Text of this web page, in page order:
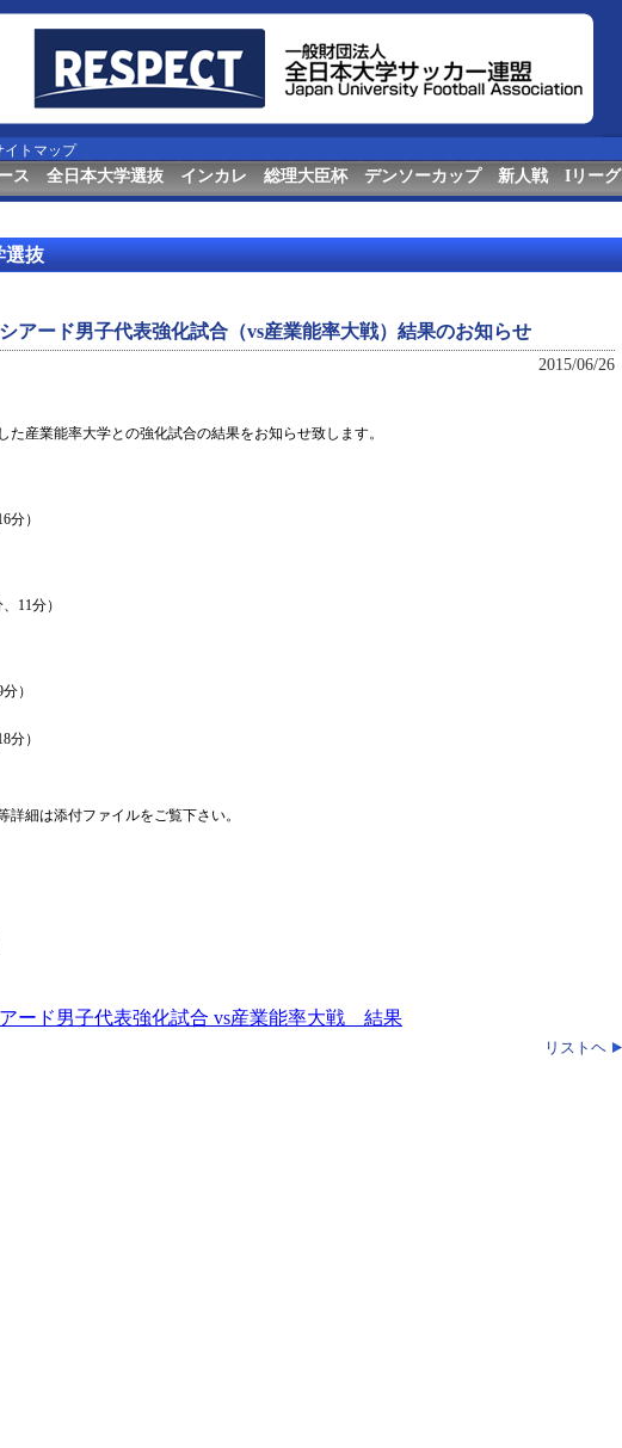
イトマップ
ス 全日本大学選抜 インカレ 総理大臣杯 デンソーカップ 新人戦 Iリーグ
選抜
アード男子代表強化試合（vs産業能率大戦）結果のお知らせ
2015/06/26
た産業能率大学との強化試合の結果をお知らせ致します。
分）
11分）
）
）
詳細は添付ファイルをご覧下さい。
ード男子代表強化試合 vs産業能率大戦 結果
リストヘ